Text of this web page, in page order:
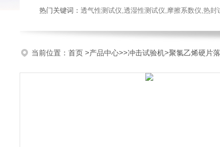
热门关键词： 透气性测试仪,透湿性测试仪,摩擦系数仪,热封试验仪,
当前位置： 首页 >产品中心>>冲击试验机>聚氯乙烯硬片